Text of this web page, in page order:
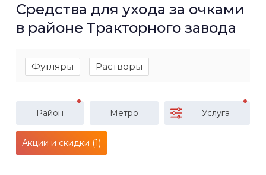
Средства для ухода за очками
в районе Тракторного завода
Футляры Растворы
Район Метро Услуга
Акции и скидки (1)